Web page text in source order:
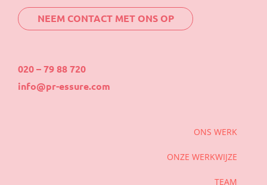
NEEM CONTACT MET ONS OP
020 – 79 88 720
info@pr-essure.com
ONS WERK
ONZE WERKWIJZE
TEAM